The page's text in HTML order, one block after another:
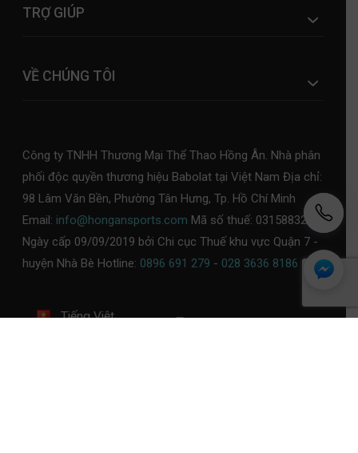
TRỢ GIÚP
VỀ CHÚNG TÔI
Công ty TNHH Thương Mại Thể Thao Hồng Ân. Nhà phân
phối độc quyền thương hiệu Babolat tại Việt Nam Địa chỉ:
98 Lâm Văn Bền, Phường Tân Hưng, Tp. Hồ Chí Minh
Email: info@hongansports.com Mã số thuế: 0315883253,
Ngày cấp 09/09/2019 bởi Chi cục Thuế khu vực Quận 7 -
huyện Nhà Bè Hotline: 0896 691 279 - 028 3636 8186
Tiếng Việt